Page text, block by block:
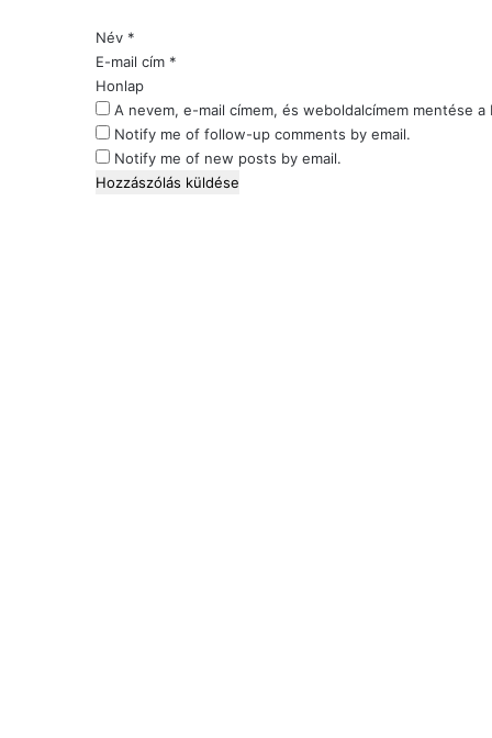
l
á
s
*
Név *
E-mail cím *
Honlap
A nevem, e-mail címem, és weboldalcímem mentése
Notify me of follow-up comments by email.
Notify me of new posts by email.